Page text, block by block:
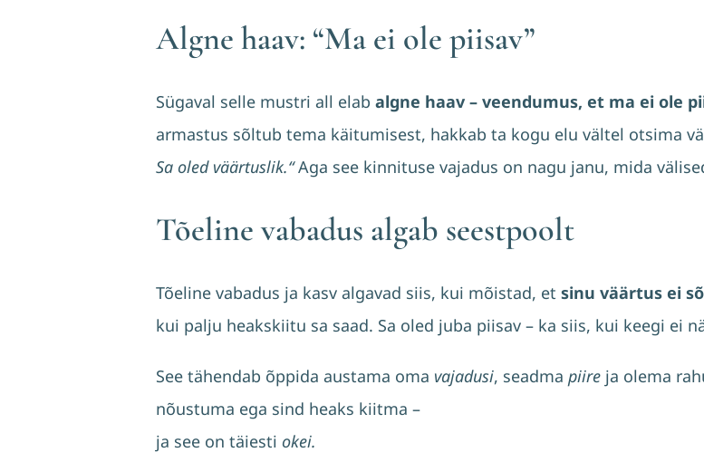
Algne haav: “Ma ei ole piisav”
Sügaval selle mustri all elab algne haav – veendumus, et ma ei ole
armastus sõltub tema käitumisest, hakkab ta kogu elu vältel otsima
Sa oled väärtuslik.“Aga see kinnituse vajadus on nagu janu, mida
Tõeline vabadus algab seestpoolt
Tõeline vabadus ja kasv algavad siis, kui mõistad, et sinu väärtus ei
kui palju heakskiitu sa saad. Sa oled juba piisav – ka siis, kui keegi ei
See tähendab õppida austama oma vajadusi, seadma piireja olema
nõustuma ega sind heaks kiitma –
ja see on täiesti okei.